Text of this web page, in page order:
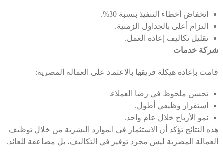
انخفاض أخطاء التنفيذ بنسبة 30%.
التزام أعلى بالجداول الزمنية.
تقليل تكاليف إعادة العمل.
شركة خدمات
قامت بإعادة هيكلة فريقها بالاعتماد على العمالة المصرية:
تحسن ملحوظ في رضا العملاء.
استقرار وظيفي أطول.
نمو الأرباح خلال عام واحد.
هذه النتائج تؤكد أن الاستثمار في الموارد البشرية من خلال توظيف
العمالة المصرية ليس مجرد توفير في التكاليف، بل مضاعفة للعائد.